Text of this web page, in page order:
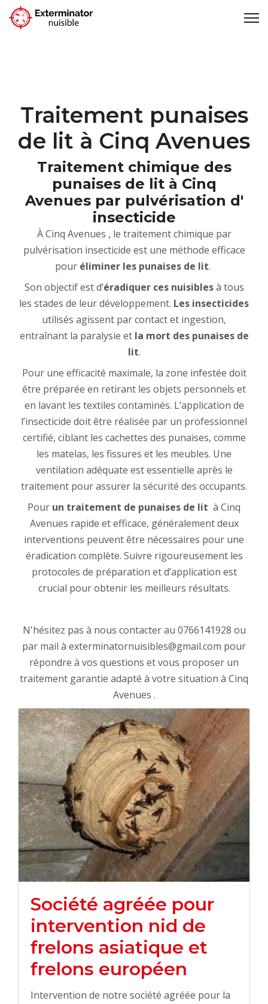
Traitement punaises
de lit à Cinq Avenues
Traitement chimique des
punaises de lit à Cinq
Avenues par pulvérisation d'
insecticide
À Cinq Avenues , le traitement chimique par
pulvérisation insecticide est une méthode efficace
pour éliminer les punaises de lit.
Son objectif est d’éradiquer ces nuisiblesà tous
les stades de leur développement. Les insecticides
utilisés agissent par contact et ingestion,
entraînant la paralysie et la mort des punaises de
lit.
Pour une efficacité maximale, la zone infestée doit
être préparée en retirant les objets personnels et
en lavant les textiles contaminés. L’application de
l’insecticide doit être réalisée par un professionnel
certifié, ciblant les cachettes des punaises, comme
les matelas, les fissures et les meubles. Une
ventilation adéquate est essentielle après le
traitement pour assurer la sécurité des occupants.
Pour un traitement de punaises de lit à Cinq
Avenues rapide et efficace, généralement deux
interventions peuvent être nécessaires pour une
éradication complète. Suivre rigoureusement les
protocoles de préparation et d’application est
crucial pour obtenir les meilleurs résultats.
N'hésitez pas à nous contacter au 0766141928 ou
par mail à exterminatornuisibles@gmail.com pour
répondre à vos questions et vous proposer un
traitement garantie adapté à votre situation à Cinq
Avenues .
Société agréée pour
intervention nid de
frelons asiatique et
frelons européen
Intervention de notre société agréée pour la